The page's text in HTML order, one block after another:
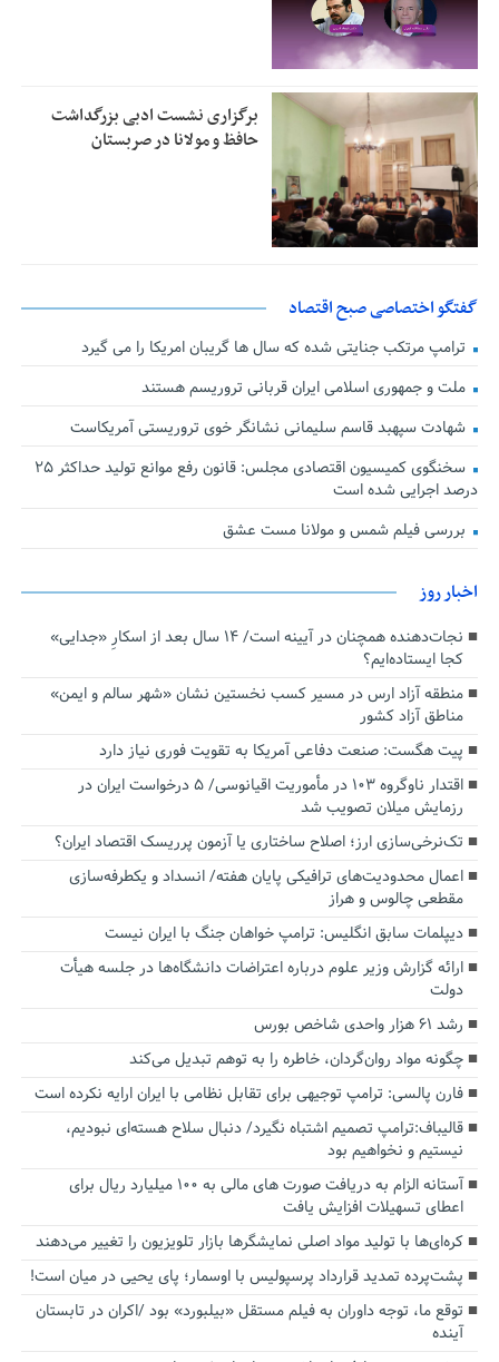
برگزاری نشست ادبی بزرگداشت
حافظ و مولانا در صربستان
گفتگو اختصاصی صبح اقتصاد
ترامپ مرتکب جنایتی شده که سال ها گریبان امریکا را می گیرد
ملت و جمهوری اسلامی ایران قربانی تروریسم هستند
شهادت سپهبد قاسم سلیمانی نشانگر خوی تروریستی آمریکاست
سخنگوی کمیسیون اقتصادی مجلس: قانون رفع موانع تولید حداکثر ۲۵
درصد اجرایی شده است
بررسی فیلم شمس و مولانا مست عشق
اخبار روز
نجات‌دهنده‌ همچنان در آیینه است/ ۱۴ سال بعد از اسکارِ «جدایی»
کجا ایستاده‌ایم؟
منطقه آزاد ارس در مسیر کسب نخستین نشان «شهر سالم و ایمن»
مناطق آزاد کشور
پیت هگست: صنعت دفاعی آمریکا به تقویت فوری نیاز دارد
اقتدار ناوگروه ۱۰۳ در مأموریت‌ اقیانوسی/ ۵ درخواست ایران در
رزمایش میلان تصویب شد
تک‌نرخی‌سازی ارز؛ اصلاح ساختاری یا آزمون پرریسک اقتصاد ایران؟
اعمال محدودیت‌های ترافیکی پایان هفته/ انسداد و یکطرفه‌سازی
مقطعی چالوس و هراز
دیپلمات سابق انگلیس:‌ ترامپ خواهان جنگ با ایران نیست
ارائه گزارش وزیر علوم درباره اعتراضات دانشگاه‌ها در جلسه هیأت
دولت
رشد ۶۱ هزار واحدی شاخص بورس
چگونه مواد روان‌گردان، خاطره را به توهم تبدیل می‌کند
فارن پالسی: ترامپ توجیهی برای تقابل نظامی با ایران ارایه نکرده است
قالیباف:ترامپ تصمیم اشتباه نگیرد/ دنبال سلاح هسته‌ای نبودیم،
نیستیم و نخواهیم بود
آستانه الزام به دریافت صورت های مالی به ۱۰۰ میلیارد ریال برای
اعطای تسهیلات افزایش یافت
کره‌ای‌ها با تولید مواد اصلی نمایشگرها بازار تلویزیون را تغییر می‌دهند
پشت‌پرده تمدید قرارداد پرسپولیس با اوسمار؛ پای یحیی در میان است!
توقع ما، توجه داوران به فیلم مستقل «بیلبورد» بود /اکران در تابستان
آینده